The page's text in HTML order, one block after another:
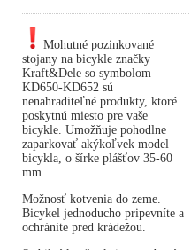
Mohutné pozinkované
stojany na bicykle značky
Kraft&Dele so symbolom
KD650-KD652 sú
nenahraditeľné produkty, ktoré
poskytnú miesto pre vaše
bicykle. Umožňuje pohodlne
zaparkovať akýkoľvek model
bicykla, o šírke plášťov 35-60
mm.
Možnosť kotvenia do zeme.
Bicykel jednoducho pripevníte a
ochránite pred krádežou.